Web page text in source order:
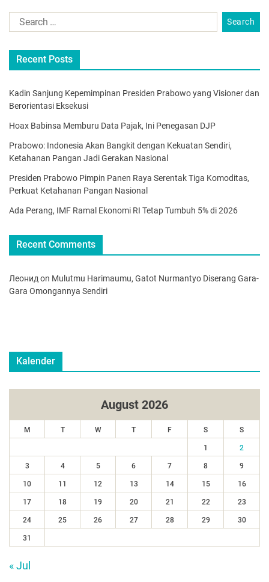
Recent Posts
Kadin Sanjung Kepemimpinan Presiden Prabowo yang Visioner dan
Berorientasi Eksekusi
Hoax Babinsa Memburu Data Pajak, Ini Penegasan DJP
Prabowo: Indonesia Akan Bangkit dengan Kekuatan Sendiri,
Ketahanan Pangan Jadi Gerakan Nasional
Presiden Prabowo Pimpin Panen Raya Serentak Tiga Komoditas,
Perkuat Ketahanan Pangan Nasional
Ada Perang, IMF Ramal Ekonomi RI Tetap Tumbuh 5% di 2026
Recent Comments
Леонидon Mulutmu Harimaumu, Gatot Nurmantyo Diserang Gara-
Gara Omongannya Sendiri
Kalender
August 2026
M T W T F S S
1 2
3 4 5 6 7 8 9
10 11 12 13 14 15 16
17 18 19 20 21 22 23
24 25 26 27 28 29 30
31
« Jul